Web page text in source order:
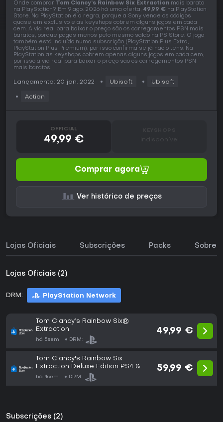
Onde comprar Tom Clancy’s Rainbow Six Extraction mais barato
na PlayStation? Em 9 ago. 2026 há uma oferta, 49,99 € na PlayStation
Store. Na PlayStation é a regra, porque a Sony vende os códigos
quase em exclusivo e as keyshops cobrem alguns jogos em cada
cem. A via real para baixar o preço são os carregamentos PSN mais
baratos, porque pagas menos pelo mesmo saldo na PS Store. O jogo
também está incluído numa subscrição (PlayStation Plus Extra,
PlayStation Plus Premium), por isso confirma se já não o tens. Na
PlayStation as keyshops cobrem apenas alguns jogos em cada cem,
por isso a via real para baixar o preço são os carregamentos PSN
mais baratos.
Lançamento: 20 jan. 2022 Ubisoft Ubisoft
Action
OFFICIAL
49,99 € Indisponível
Comprar agora
Ver histórico de preços
Lojas Oficiais Subscrições Packs Sobre
Lojas Oficiais (2)
DRM: PlayStation Network
Tom Clancy’s Rainbow Six®
Extraction
há 5sem DRM:
49,99 €
Tom Clancy's Rainbow Six
Extraction Deluxe Edition PS4 &
PS5
há 4sem DRM:
59,99 €
Subscrições (2)